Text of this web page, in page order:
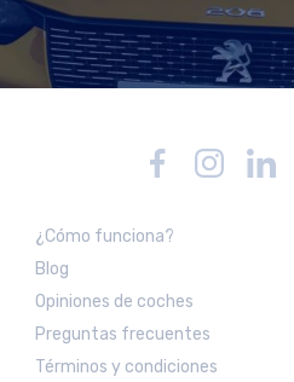
¿Cómo funciona?
Blog
Opiniones de coches
Preguntas frecuentes
Términos y condiciones